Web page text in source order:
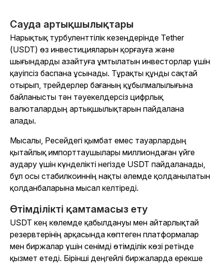
Сауда артықшылықтары
Нарықтық турбуленттілік кезеңдерінде Tether
(USDT) өз инвестицияларын қорғауға және
шығындарды азайтуға ұмтылатын инвесторлар үшін
қауіпсіз баспана ұсынады. Тұрақты құнды сақтай
отырып, трейдерлер бағаның құбылмалылығына
байланысты тән тәуекелдерсіз цифрлық
валюталардың артықшылықтарын пайдалана
алады.
Мысалы, Ресейдегі қымбат емес тауарлардың
қытайлық импорттаушылары миллиондаған үйге
аудару үшін күнделікті негізде USDT пайдаланады,
бұл осы стабилкоиннің нақты әлемде қолданылатын
қолданбаларына мысал келтіреді.
Өтімділікті қамтамасыз ету
USDT кең көлемде қабылдануы мен айтарлықтай
резервтерінің арқасында көптеген платформалар
мен биржалар үшін сенімді өтімділік көзі ретінде
қызмет етеді. Бірінші деңгейлі биржаларда ерекше